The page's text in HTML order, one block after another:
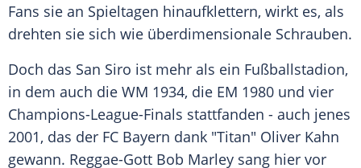
Fans sie an Spieltagen hinaufklettern, wirkt es, als
drehten sie sich wie überdimensionale Schrauben.
Doch das San Siro ist mehr als ein Fußballstadion,
in dem auch die WM 1934, die EM 1980 und vier
Champions-League-Finals stattfanden - auch jenes
2001, das der FC Bayern dank "Titan" Oliver Kahn
gewann. Reggae-Gott Bob Marley sang hier vor